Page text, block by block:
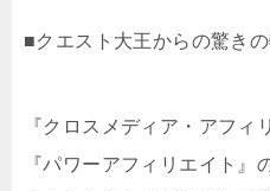
■クエスト大王からの驚き
『クロスメディア・アフィ
『パワーアフィリエイト』